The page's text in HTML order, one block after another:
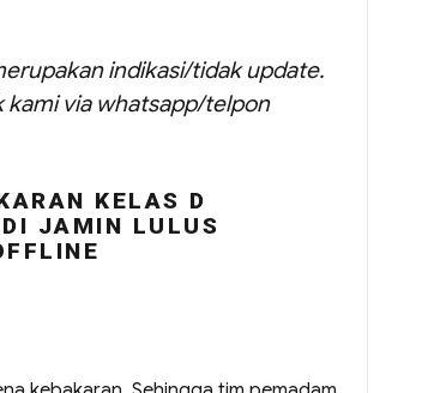
indikasi/tidak update.
kami via whatsapp/telpon
KELAS D
JAMIN LULUS